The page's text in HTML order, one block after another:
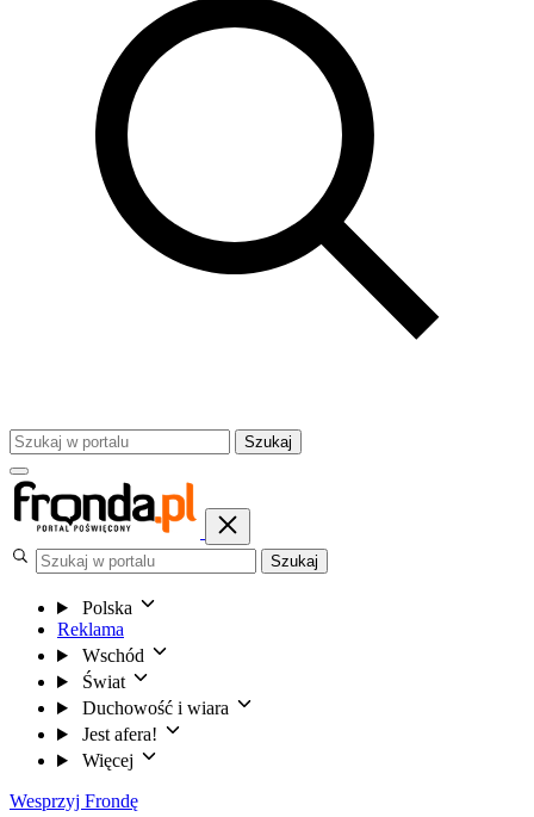
Szukaj
Szukaj
Polska
Reklama
Wschód
Świat
Duchowość i wiara
Jest afera!
Więcej
Wesprzyj Frondę